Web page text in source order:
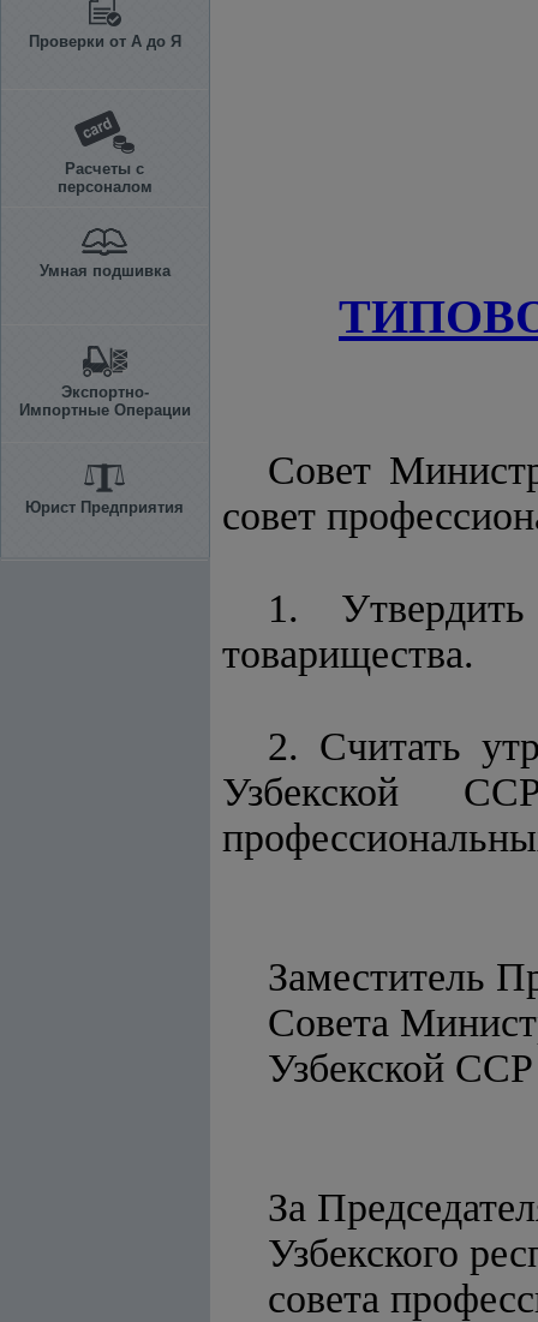
Проверки от А до Я
Расчеты с
персоналом
Умная подшивка
Экспортно-
Импортные Операции
Юрист Предприятия
Совет
совет
1.
товарищества.
2. Считать
Узбекской
Заместитель
Совета
За
Узбекского
совета